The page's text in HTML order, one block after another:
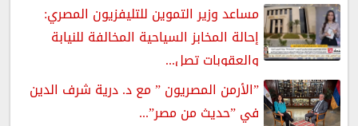
مساعد وزير التموين للتليفزيون المصري:
إحالة المخابز السياحية المخالفة للنيابة
والعقوبات تصل...
”الأرمن المصريون ” مع د. درية شرف الدين
في ”حديث من مصر”...